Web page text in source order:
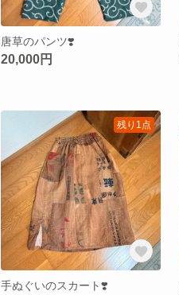
唐草のパンツ❣️
20,000円
残り1点
手ぬぐいのスカート❣️